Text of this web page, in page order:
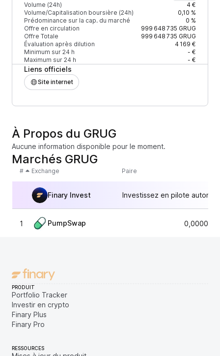
Volume (24h)
4 €
Volume/Capitalisation boursière (24h)
0,10 %
Prédominance sur la cap. du marché
0 %
Offre en circulation
999 648 735 GRUG
Offre Totale
999 648 735 GRUG
Évaluation après dilution
4 169 €
Minimum sur 24 h
- €
Maximum sur 24 h
- €
Liens officiels
Site internet
À Propos du GRUG
Aucune information disponible pour le moment.
Marchés GRUG
# Exchange Paire
Finary Invest Investissez en pilote
1 PumpSwap
PRODUIT
Portfolio Tracker
Investir en crypto
Finary Plus
Finary Pro
RESSOURCES